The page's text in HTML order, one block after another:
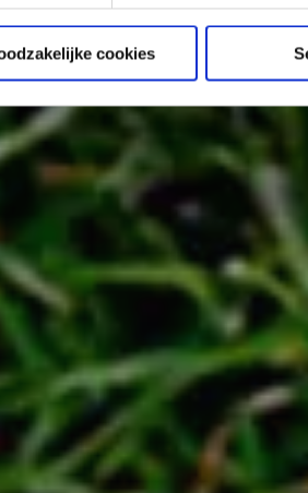
cookies